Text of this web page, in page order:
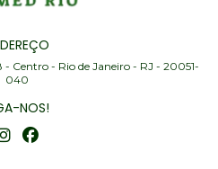
- Centro - Rio de Janeiro - RJ - 20051-
040
NOS!